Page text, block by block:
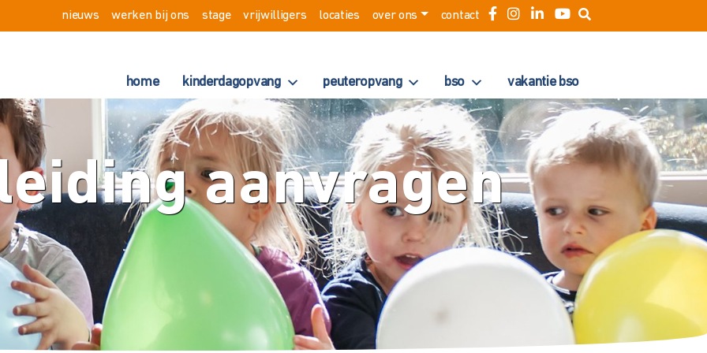
nieuws werken bij ons stage vrijwilligers locaties over ons contact
home kinderdagopvang peuteropvang bso vakantie bso
aanvragen